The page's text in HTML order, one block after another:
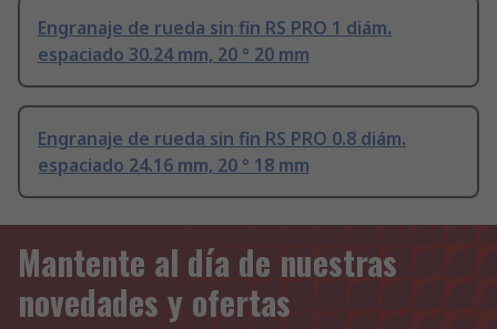
Engranaje de rueda sin fin RS PRO 1 diám.
espaciado 30.24 mm, 20 ° 20 mm
Engranaje de rueda sin fin RS PRO 0.8 diám.
espaciado 24.16 mm, 20 ° 18 mm
Mantente al día de nuestras
novedades y ofertas